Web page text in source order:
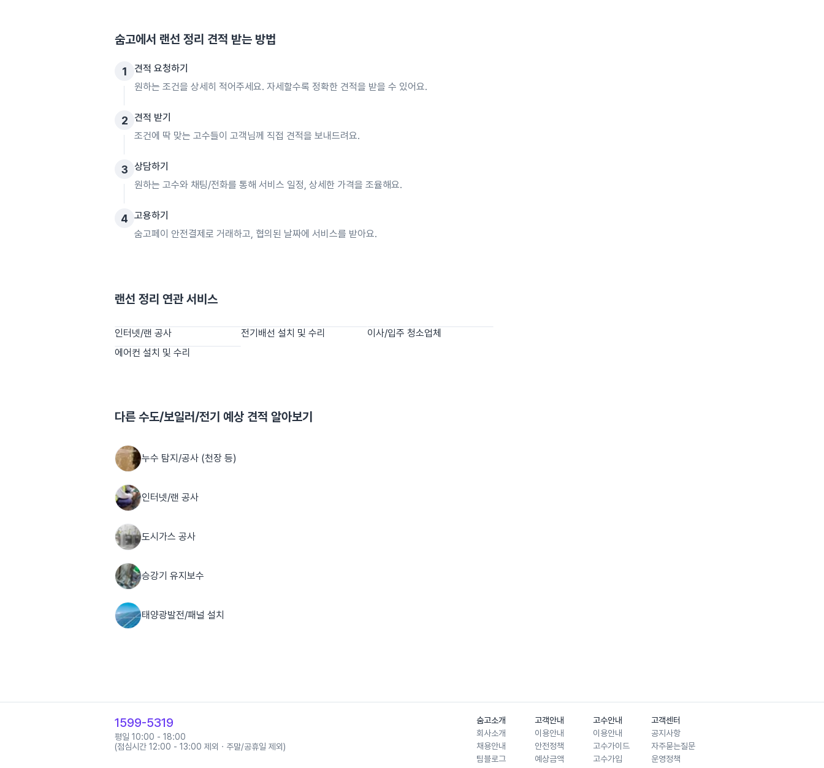
숨고에서 랜선 정리 견적 받는 방법
1
견적 요청하기
원하는 조건을 상세히 적어주세요. 자세할수록 정확한 견적을 받을 수 있어요.
2
견적 받기
조건에 딱 맞는 고수들이 고객님께 직접 견적을 보내드려요.
3 상담하기
원하는 고수와 채팅/전화를 통해 서비스 일정, 상세한 가격을 조율해요.
4 고용하기
숨고페이 안전결제로 거래하고, 협의된 날짜에 서비스를 받아요.
랜선 정리 연관 서비스
인터넷/랜 공사 전기배선 설치 및 수리
이사/입주 청소업체
에어컨 설치 및 수리
다른 수도/보일러/전기 예상 견적 알아보기
누수 탐지/공사 (천장 등)
인터넷/랜 공사
도시가스 공사
승강기 유지보수
태양광발전/패널 설치
1599-5319
평일 10:00 - 18:00
(점심시간 12:00 - 13:00 제외 · 주말/공휴일 제외)
숨고소개
회사소개
채용안내
팀블로그
고객안내
이용안내
안전정책
예상금액
고수안내
이용안내
고수가이드
고수가입
고객센터
공지사항
자주묻는질문
운영정책